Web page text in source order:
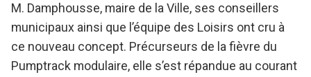
M. Damphousse, maire de la Ville, ses conseillers
municipaux ainsi que l’équipe des Loisirs ont cru à
ce nouveau concept. Précurseurs de la fièvre du
Pumptrack modulaire, elle s’est répandue au courant